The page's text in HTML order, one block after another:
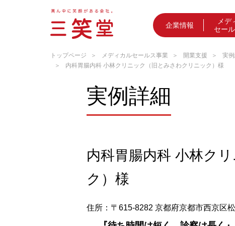
企業情報
メデ
セー
トップページ メディカルセールス事業 開業支援
実
内科胃腸内科 小林クリニック（旧とみさわクリニック）様
実例詳細
内科胃腸内科 小林ク
ク）様
住所：〒615-8282 京都府京都市西京区